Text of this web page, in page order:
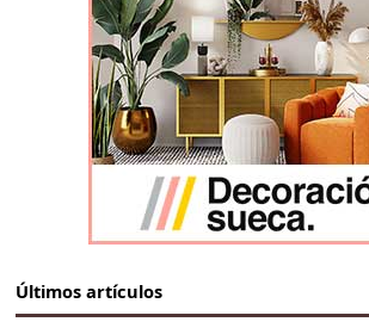
Últimos artículos